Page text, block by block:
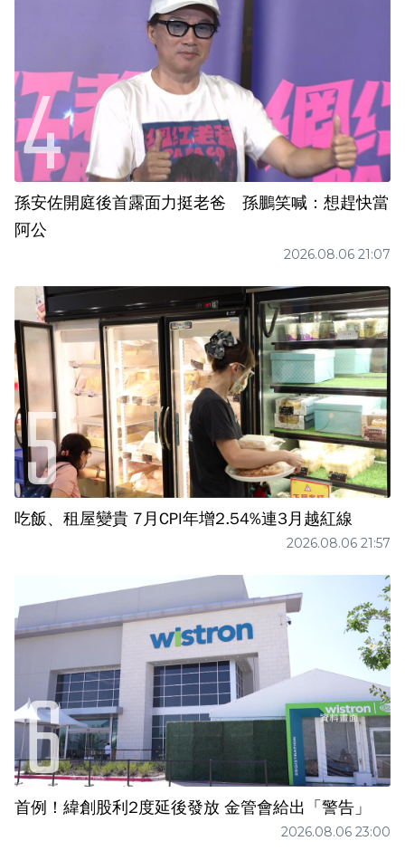
孫安佐開庭後首露面力挺老爸 孫鵬笑喊：想趕快當
阿公
2026.08.06 21:07
吃飯、租屋變貴 7月CPI年增2.54%連3月越紅線
2026.08.06 21:57
首例！緯創股利2度延後發放 金管會給出「警告」
2026.08.06 23:00